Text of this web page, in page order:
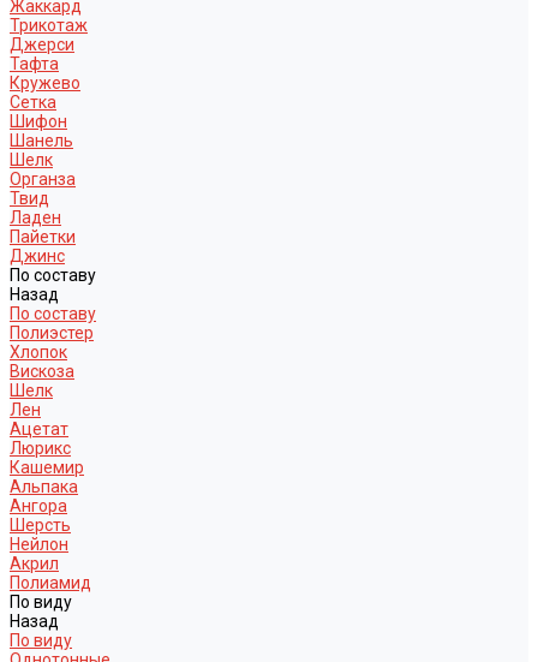
Жаккард
Трикотаж
Джерси
Тафта
Кружево
Сетка
Шифон
Шанель
Шелк
Органза
Твид
Ладен
Пайетки
Джинс
По составу
Назад
По составу
Полиэстер
Хлопок
Вискоза
Шелк
Лен
Ацетат
Люрикс
Кашемир
Альпака
Ангора
Шерсть
Нейлон
Акрил
Полиамид
По виду
Назад
По виду